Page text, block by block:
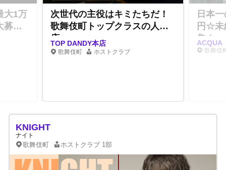
大1万
募
次世代の主役はキミたちだ！
歌舞伎町トップクラスの人気
店
TOP DANDY本店
歌舞伎町 ホストクラブ
日本
円☆未
集！
ACQUA
歌舞伎
KNIGHT
ナイト
歌舞伎町 ホストクラブ 1部